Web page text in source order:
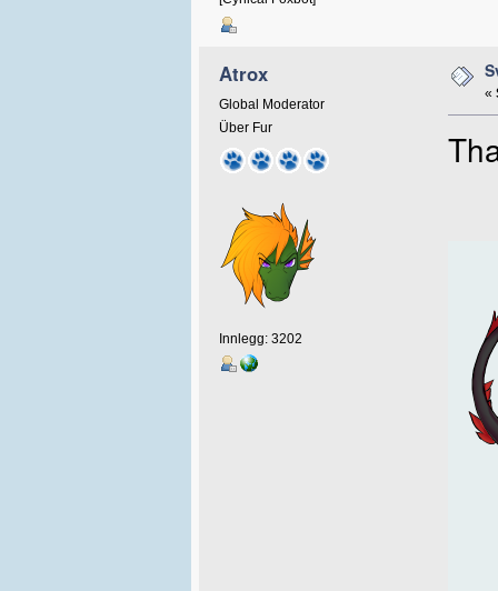
Atrox
Global Moderator
Über Fur
Innlegg: 3202
«